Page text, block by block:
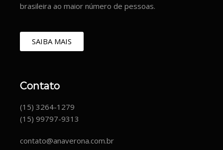
brasileira ao maior número de pessoas.
SAIBA MAIS
Contato
(15) 3264-1279
(15) 99797-9313
contato@anaverona.com.br